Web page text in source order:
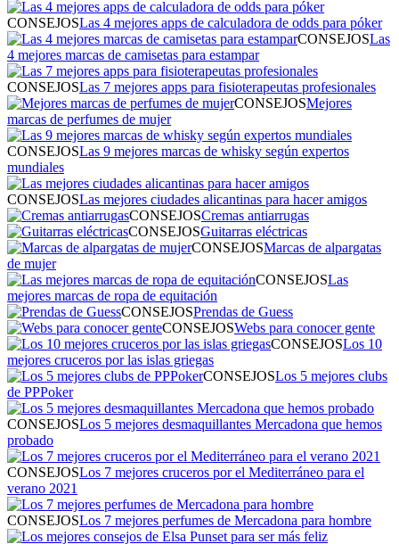
CONSEJOSLas 4 mejores apps de calculadora de odds para póker
CONSEJOSLas
4 mejores marcas de camisetas para estampar
CONSEJOSLas 7 mejores apps para fisioterapeutas profesionales
CONSEJOSMejores
marcas de perfumes de mujer
CONSEJOSLas 9 mejores marcas de whisky según expertos
mundiales
CONSEJOSLas mejores ciudades alicantinas para hacer amigos
CONSEJOSCremas antiarrugas
CONSEJOSGuitarras eléctricas
CONSEJOSMarcas de alpargatas
de mujer
CONSEJOSLas
mejores marcas de ropa de equitación
CONSEJOSPrendas de Guess
CONSEJOSWebs para conocer gente
CONSEJOSLos 10
mejores cruceros por las islas griegas
CONSEJOSLos 5 mejores clubs
de PPPoker
CONSEJOSLos 5 mejores desmaquillantes Mercadona que hemos
probado
CONSEJOSLos 7 mejores cruceros por el Mediterráneo para el
verano 2021
CONSEJOSLos 7 mejores perfumes de Mercadona para hombre